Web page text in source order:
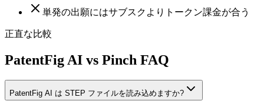
単発の出願にはサブスクよりトークン課金が合う
正直な比較
PatentFig AI vs Pinch FAQ
PatentFig AI は STEP ファイルを読み込めますか?